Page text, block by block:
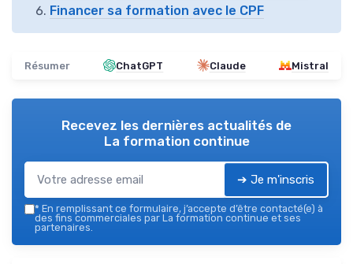
Financer sa formation avec le CPF
Résumer ChatGPT Claude Mistral
Recevez les dernières actualités de
La formation continue
➔ Je m'inscris
* En remplissant ce formulaire, j’accepte d’être contacté(e) à
des fins commerciales par La formation continue et ses
partenaires.